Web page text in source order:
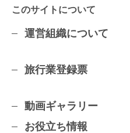
このサイトについて
運営組織について
旅行業登録票
動画ギャラリー
お役立ち情報